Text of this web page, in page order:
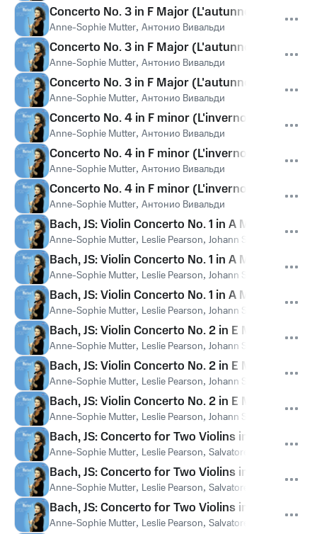
Concerto No. 3 in F Major (L'autunno/ Autumn)
Anne-Sophie Mutter, Антонио Вивальди
Concerto No. 3 in F Major (L'autunno/ Autumn)
Anne-Sophie Mutter, Антонио Вивальди
Concerto No. 3 in F Major (L'autunno/ Autumn)
Anne-Sophie Mutter, Антонио Вивальди
Concerto No. 4 in F minor (L'inverno/ Winter)
Anne-Sophie Mutter, Антонио Вивальди
Concerto No. 4 in F minor (L'inverno/ Winter)
Anne-Sophie Mutter, Антонио Вивальди
Concerto No. 4 in F minor (L'inverno/ Winter)
Anne-Sophie Mutter, Антонио Вивальди
Bach, JS: Violin Concerto No. 1 in A Minor, BWV
Anne-Sophie Mutter, Leslie Pearson, Johann Sebastian Bach
Bach, JS: Violin Concerto No. 1 in A Minor, BWV
Anne-Sophie Mutter, Leslie Pearson, Johann Sebastian Bach
Bach, JS: Violin Concerto No. 1 in A Minor, BWV
Anne-Sophie Mutter, Leslie Pearson, Johann Sebastian Bach
Bach, JS: Violin Concerto No. 2 in E Major, BWV
Anne-Sophie Mutter, Leslie Pearson, Johann Sebastian Bach
Bach, JS: Violin Concerto No. 2 in E Major, BWV
Anne-Sophie Mutter, Leslie Pearson, Johann Sebastian Bach
Bach, JS: Violin Concerto No. 2 in E Major, BWV
Anne-Sophie Mutter, Leslie Pearson, Johann Sebastian Bach
Bach, JS: Concerto for Two Violins in D Minor,
Anne-Sophie Mutter, Leslie Pearson, Salvatore Accardo
Bach, JS: Concerto for Two Violins in D Minor,
Anne-Sophie Mutter, Leslie Pearson, Salvatore Accardo
Bach, JS: Concerto for Two Violins in D Minor,
Anne-Sophie Mutter, Leslie Pearson, Salvatore Accardo